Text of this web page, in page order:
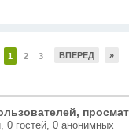
1 2 3 ВПЕРЕД »
0 гостей, 0 анонимных